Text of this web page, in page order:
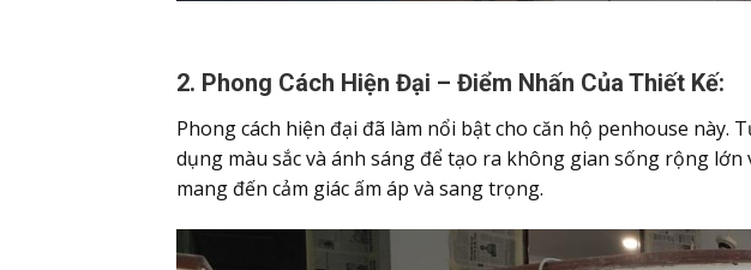
2. Phong Cách Hiện Đại – Điểm Nhấn Của Thiết Kế:
Phong cách hiện đại đã làm nổi bật cho căn hộ penhouse
dụng màu sắc và ánh sáng để tạo ra không gian sống rộng
mang đến cảm giác ấm áp và sang trọng.